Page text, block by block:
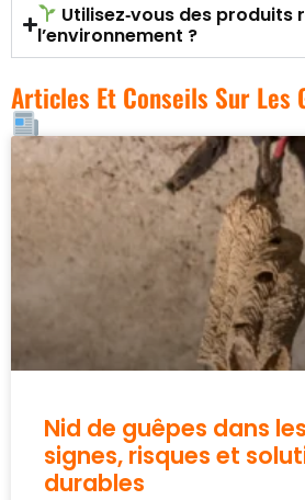
Utilisez‑vous des produits
l’environnement ?
Articles Et Conseils Sur Les
Nid de guêpes dans
signes, risques et
durables